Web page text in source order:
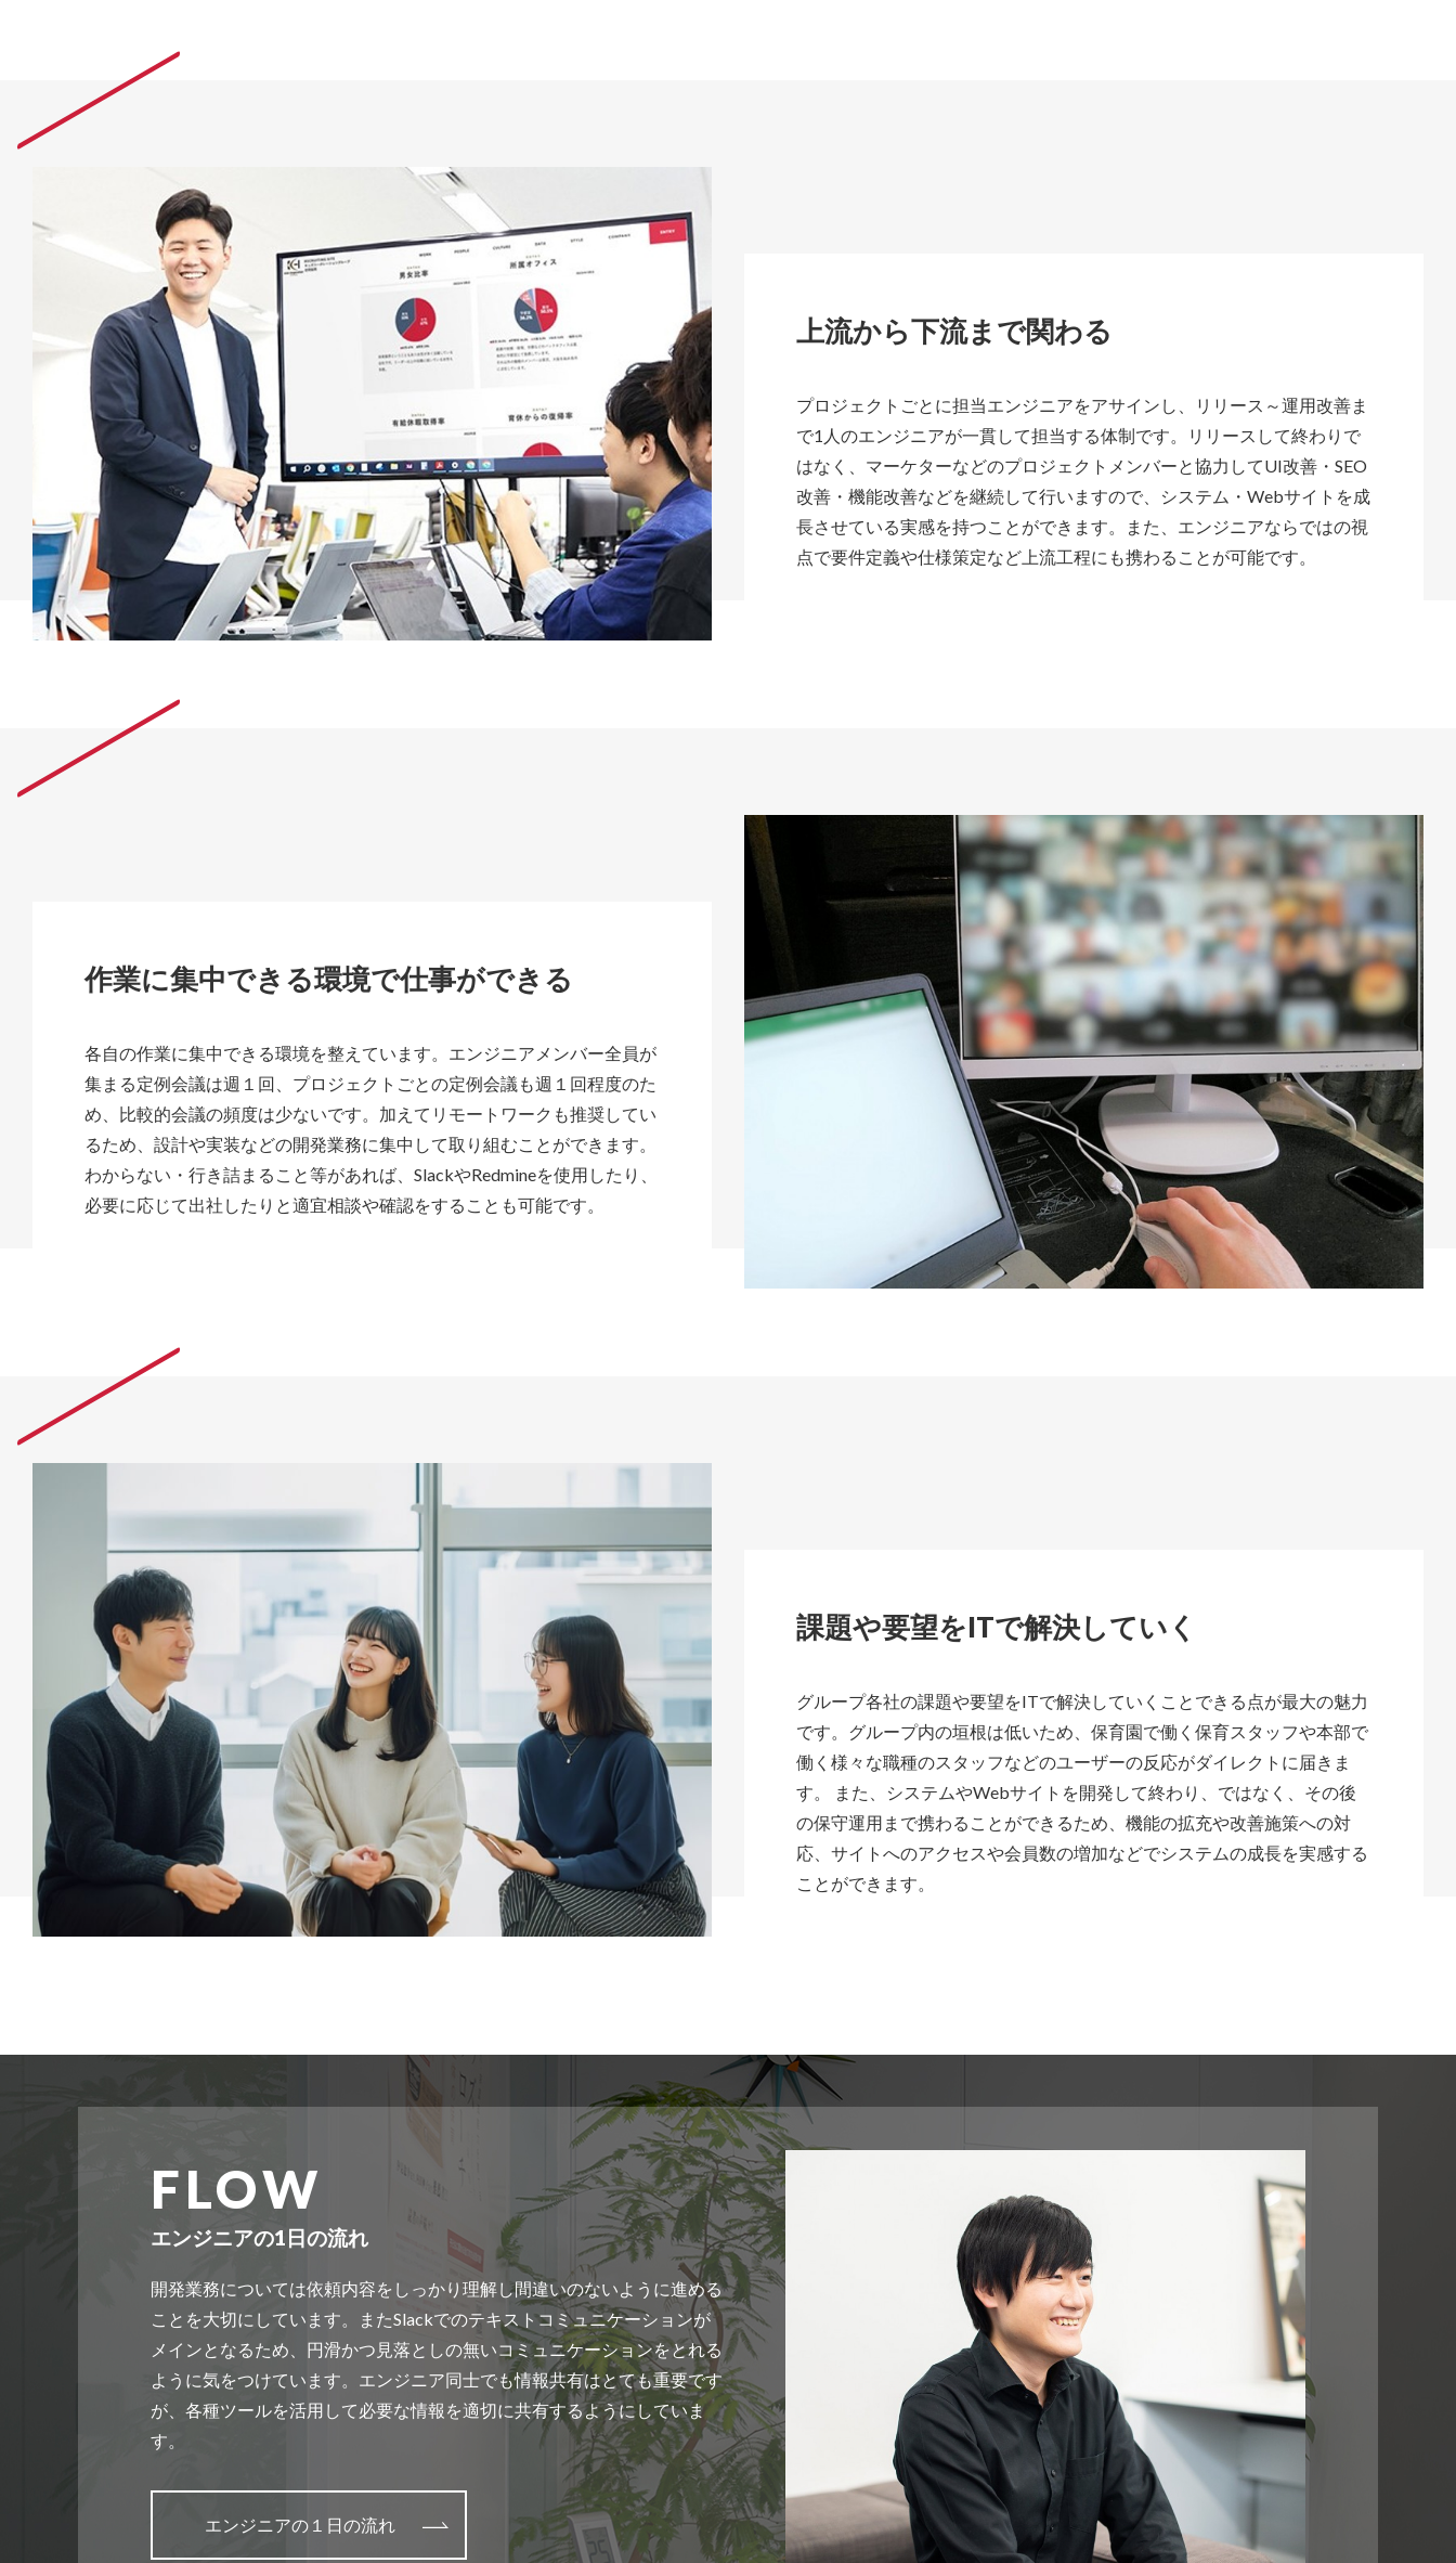
上流から下流まで関わる
プロジェクトごとに担当エンジニアをアサインし、リリース～運用改善ま
で1人のエンジニアが一貫して担当する体制です。リリースして終わりで
はなく、マーケターなどのプロジェクトメンバーと協力してUI改善・SEO
改善・機能改善などを継続して行いますので、システム・Webサイトを成
長させている実感を持つことができます。また、エンジニアならではの視
点で要件定義や仕様策定など上流工程にも携わることが可能です。
作業に集中できる環境で仕事ができる
各自の作業に集中できる環境を整えています。エンジニアメンバー全員が
集まる定例会議は週１回、プロジェクトごとの定例会議も週１回程度のた
め、比較的会議の頻度は少ないです。加えてリモートワークも推奨してい
るため、設計や実装などの開発業務に集中して取り組むことができます。
わからない・行き詰まること等があれば、SlackやRedmineを使用したり、
必要に応じて出社したりと適宜相談や確認をすることも可能です。
課題や要望をITで解決していく
グループ各社の課題や要望をITで解決していくことできる点が最大の魅力
です。グループ内の垣根は低いため、保育園で働く保育スタッフや本部で
働く様々な職種のスタッフなどのユーザーの反応がダイレクトに届きま
す。 また、システムやWebサイトを開発して終わり、ではなく、その後
の保守運用まで携わることができるため、機能の拡充や改善施策への対
応、サイトへのアクセスや会員数の増加などでシステムの成長を実感する
ことができます。
エンジニアの1日の流れ
開発業務については依頼内容をしっかり理解し間違いのないように進める
ことを大切にしています。またSlackでのテキストコミュニケーションが
メインとなるため、円滑かつ見落としの無いコミュニケーションをとれる
ように気をつけています。エンジニア同士でも情報共有はとても重要です
が、各種ツールを活用して必要な情報を適切に共有するようにしていま
す。
エンジニアの１日の流れ